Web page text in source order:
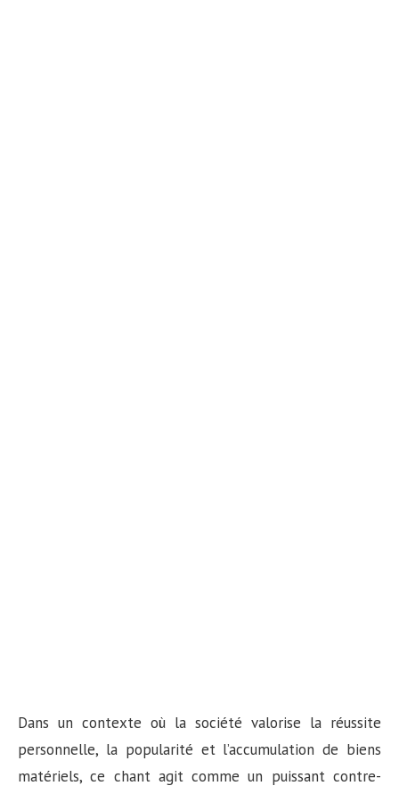
Dans un contexte où la société valorise la réussite
personnelle, la popularité et l’accumulation de biens
matériels, ce chant agit comme un puissant contre-